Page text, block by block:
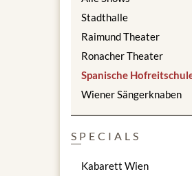
Stadthalle
Raimund Theater
Ronacher Theater
Spanische
Wiener Sängerknaben
SPECIALS
Kabarett Wien